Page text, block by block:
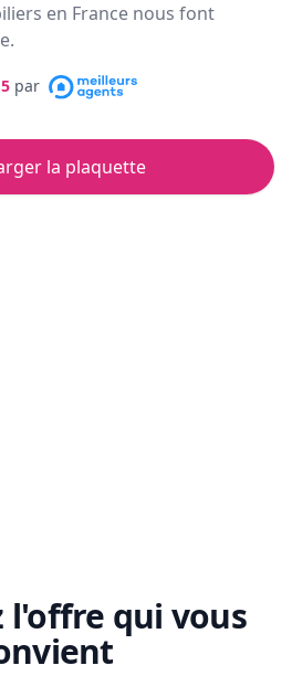
en France nous font
par
la plaquette
l'offre qui vous